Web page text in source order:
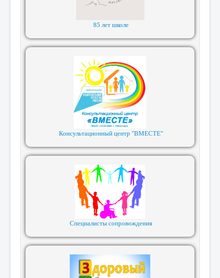
85 лет школе
Консультационный центр "ВМЕСТЕ"
Специалисты сопровождения